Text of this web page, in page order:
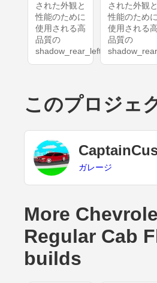
された外観と
性能のために
使用される高
品質の
shadow_rear_left。
された外観と
性能のために
使用される高
品質の
このプロジェ
ガレージ
More
Regular Cab
builds